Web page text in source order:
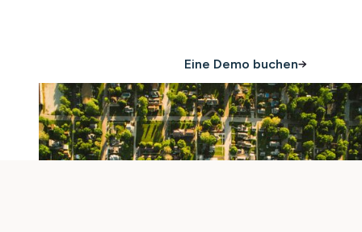
Eine Demo buchen